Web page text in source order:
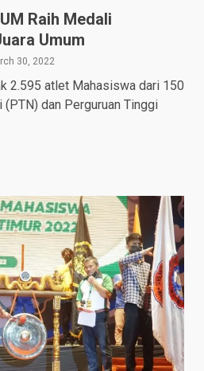
Raih Medali
Umum
30, 2022
2.595 atlet Mahasiswa dari 150
dan Perguruan Tinggi